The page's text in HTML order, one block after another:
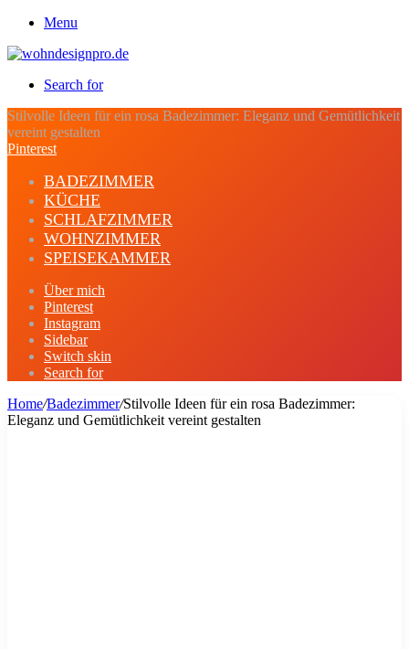
Menu
Search for
Stilvolle Ideen für ein rosa Badezimmer: Eleganz und Gemütlichkeit
vereint gestalten
Pinterest
BADEZIMMER
KÜCHE
SCHLAFZIMMER
WOHNZIMMER
SPEISEKAMMER
Über mich
Pinterest
Instagram
Sidebar
Switch skin
Search for
Home/Badezimmer/Stilvolle Ideen für ein rosa Badezimmer:
Eleganz und Gemütlichkeit vereint gestalten